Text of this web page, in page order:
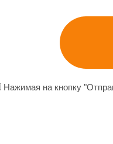
Нажимая на кнопку